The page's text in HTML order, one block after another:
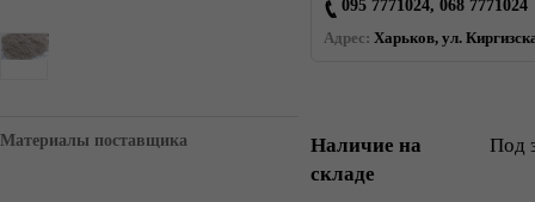
Материалы поставщика
095 7771024, 068 7771024
Адрес: Харьков, ул.
Наличие на
складе
Под